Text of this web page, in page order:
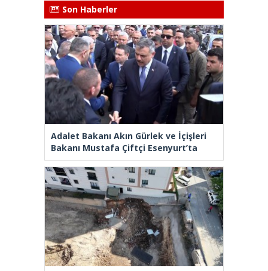
Son Haberler
Adalet Bakanı Akın Gürlek ve İçişleri
Bakanı Mustafa Çiftçi Esenyurt’ta